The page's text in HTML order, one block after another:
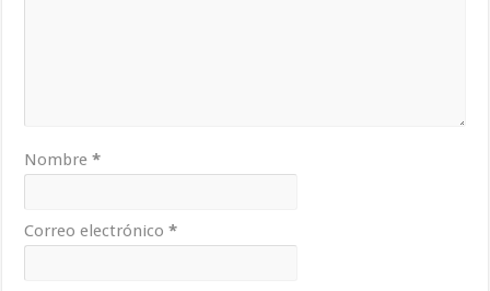
Nombre*
Correo electrónico*